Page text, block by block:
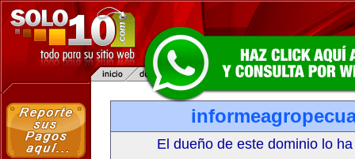
El dueño de este dominio lo